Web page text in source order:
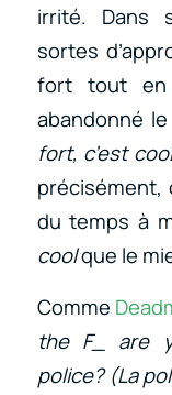
irrité. Dans
sortes
fort tout en
abandonné
fort, c’est
précisément,
du temps à
coolque le
Comme
the F_ are
police? (La